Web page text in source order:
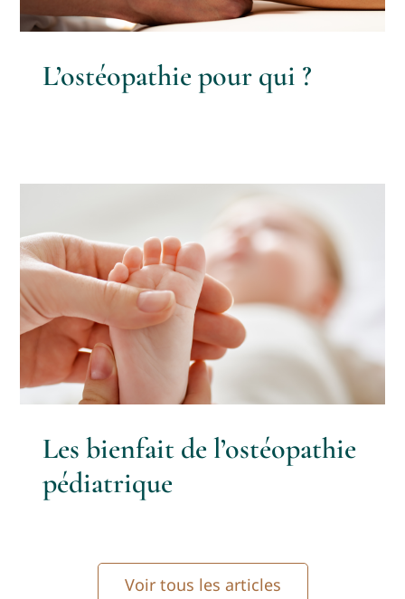
L’ostéopathie pour qui ?
Les bienfait de l’ostéopathie
pédiatrique
Ostéopathie
Les bienfait de l’ostéopathie
pédiatrique
Voir tous les articles